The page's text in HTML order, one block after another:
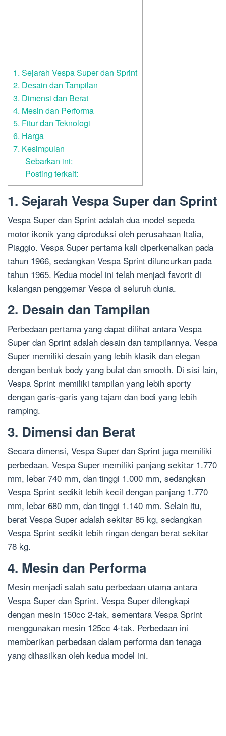
1. Sejarah Vespa Super dan Sprint
2. Desain dan Tampilan
3. Dimensi dan Berat
4. Mesin dan Performa
5. Fitur dan Teknologi
6. Harga
7. Kesimpulan
Sebarkan ini:
Posting terkait:
1. Sejarah Vespa Super dan Sprint
Vespa Super dan Sprint adalah dua model sepeda
motor ikonik yang diproduksi oleh perusahaan Italia,
Piaggio. Vespa Super pertama kali diperkenalkan pada
tahun 1966, sedangkan Vespa Sprint diluncurkan pada
tahun 1965. Kedua model ini telah menjadi favorit di
kalangan penggemar Vespa di seluruh dunia.
2. Desain dan Tampilan
Perbedaan pertama yang dapat dilihat antara Vespa
Super dan Sprint adalah desain dan tampilannya. Vespa
Super memiliki desain yang lebih klasik dan elegan
dengan bentuk body yang bulat dan smooth. Di sisi lain,
Vespa Sprint memiliki tampilan yang lebih sporty
dengan garis-garis yang tajam dan bodi yang lebih
ramping.
3. Dimensi dan Berat
Secara dimensi, Vespa Super dan Sprint juga memiliki
perbedaan. Vespa Super memiliki panjang sekitar 1.770
mm, lebar 740 mm, dan tinggi 1.000 mm, sedangkan
Vespa Sprint sedikit lebih kecil dengan panjang 1.770
mm, lebar 680 mm, dan tinggi 1.140 mm. Selain itu,
berat Vespa Super adalah sekitar 85 kg, sedangkan
Vespa Sprint sedikit lebih ringan dengan berat sekitar
78 kg.
4. Mesin dan Performa
Mesin menjadi salah satu perbedaan utama antara
Vespa Super dan Sprint. Vespa Super dilengkapi
dengan mesin 150cc 2-tak, sementara Vespa Sprint
menggunakan mesin 125cc 4-tak. Perbedaan ini
memberikan perbedaan dalam performa dan tenaga
yang dihasilkan oleh kedua model ini.